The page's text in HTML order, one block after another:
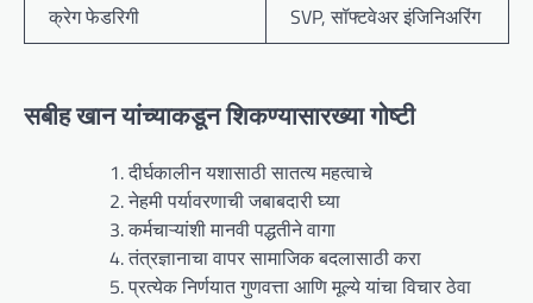
क्रेग फेडरिगी
SVP, सॉफ्टवेअर इंजिनिअरिंग
सबीह खान यांच्याकडून शिकण्यासारख्या गोष्टी
दीर्घकालीन यशासाठी सातत्य महत्वाचे
नेहमी पर्यावरणाची जबाबदारी घ्या
कर्मचाऱ्यांशी मानवी पद्धतीने वागा
तंत्रज्ञानाचा वापर सामाजिक बदलासाठी करा
प्रत्येक निर्णयात गुणवत्ता आणि मूल्ये यांचा विचार ठेवा